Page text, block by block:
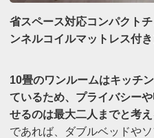
省スペース対応コンパクト
ンネルコイルマットレス付
10畳のワンルームはキッチ
ているため、プライバシー
せるのは最大二人までと考え
であれば、ダブルベッドや